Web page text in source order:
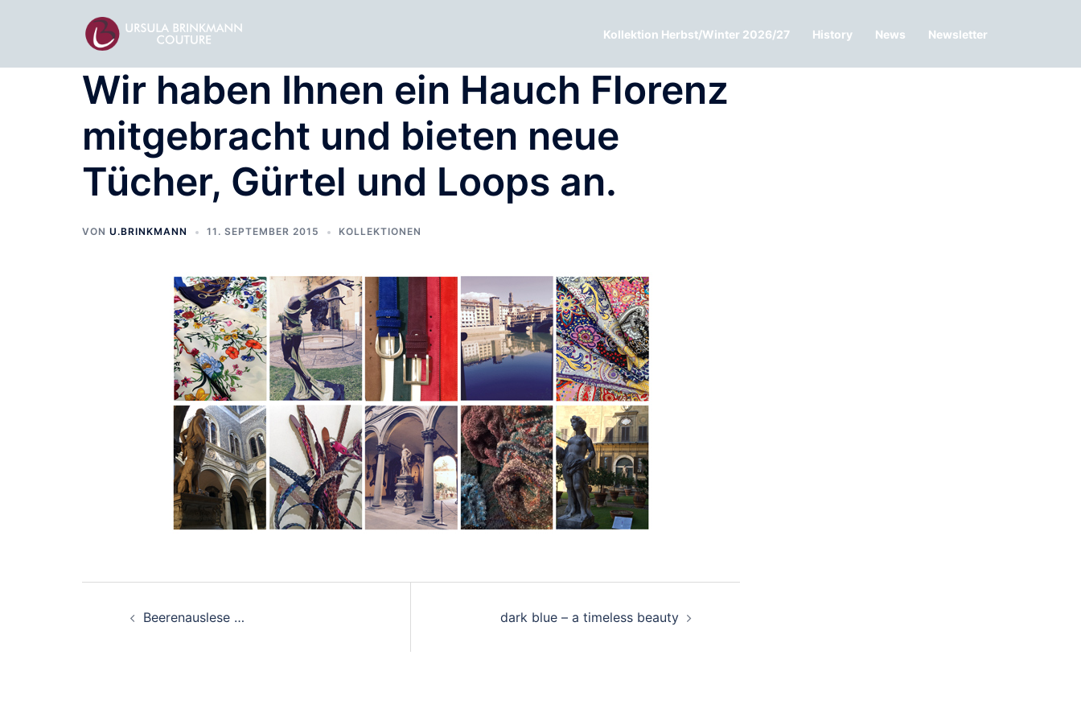
Kollektion Herbst/Winter 2026/27 History News Newsletter
Wir haben Ihnen ein Hauch Florenz
mitgebracht und bieten neue
Tücher, Gürtel und Loops an.
VON U.BRINKMANN 11. SEPTEMBER 2015 KOLLEKTIONEN
Beerenauslese … dark blue – a timeless beauty